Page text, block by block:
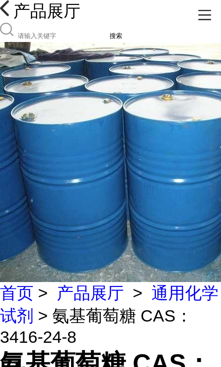
产品展厅
搜索
首页 > 产品展厅 > 通用化学
试剂 > 氨基葡萄糖 CAS：
3416-24-8